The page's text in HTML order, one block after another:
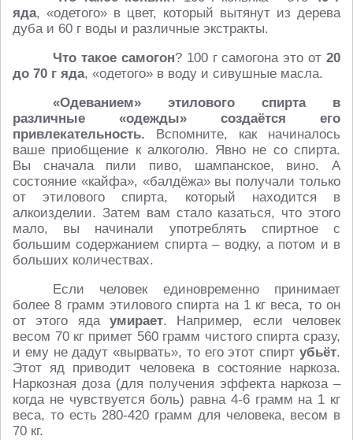
яда, «одетого» в цвет, который вытянут из дерева
дуба и 60 г воды и различные экстракты.
Что такое самогон? 100 г самогона это от 20
до 70 г яда, «одетого» в воду и сивушные масла.
«Одеванием» этилового спирта в
различные «одежды» создаётся его
привлекательность. Вспомните, как начиналось
ваше приобщение к алкоголю. Явно не со спирта.
Вы сначала пили пиво, шампанское, вино. А
состояние «кайфа», «балдёжа» вы получали только
от этилового спирта, который находится в
алкоизделии. Затем вам стало казаться, что этого
мало, вы начинали употреблять спиртное с
большим содержанием спирта – водку, а потом и в
больших количествах.
Если человек единовременно принимает
более 8 грамм этилового спирта на 1 кг веса, то он
от этого яда умирает. Например, если человек
весом 70 кг примет 560 грамм чистого спирта сразу,
и ему не дадут «вырвать», то его этот спирт убьёт.
Этот яд приводит человека в состояние наркоза.
Наркозная доза (для получения эффекта наркоза –
когда не чувствуется боль) равна 4-6 грамм на 1 кг
веса, то есть 280-420 грамм для человека, весом в
70 кг.